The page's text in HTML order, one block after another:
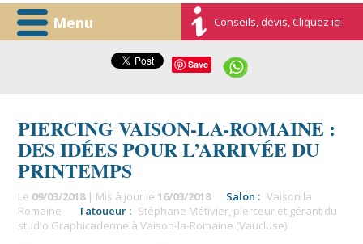
Menu Conseils, devis, Cliquez ici
Save
PIERCING VAISON-LA-ROMAINE :
DES IDÉES POUR L’ARRIVÉE DU
PRINTEMPS
Le 09/03/2018| Mis à jour le 16/03/2018 Salon : Vaison la
Romaine
Tatoueur : Stéphane Métivier, pierceur et gérant du
studio Graphicaderme à Vaison-la-Romaine (Vaucluse)